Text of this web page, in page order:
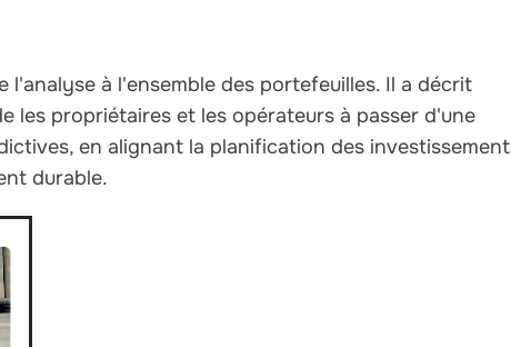
à l'ensemble des portefeuilles. Il a décrit
les propriétaires et les opérateurs à passer d'une
en alignant la planification des
durable.